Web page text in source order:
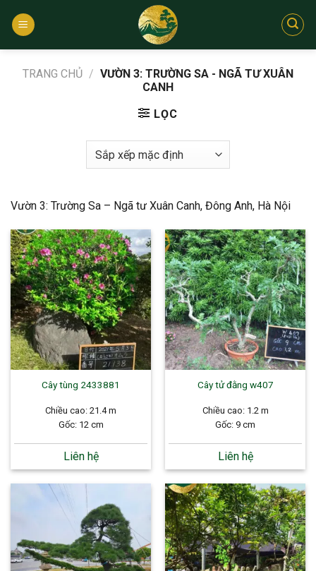
qua
TRANG CHỦ / VƯỜN 3: TRƯỜNG SA - NGÃ TƯ XUÂN
CANH
LỌC
Vườn 3: Trường Sa – Ngã tư Xuân Canh, Đông Anh, Hà Nội
Cây tùng 2433881
Chiều cao: 21.4 m
Gốc: 12 cm
Liên hệ
Cây tử đằng w407
Chiều cao: 1.2 m
Gốc: 9 cm
Liên hệ